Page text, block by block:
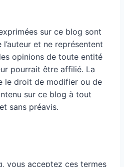
sur ce blog sont
et ne représentent
opinions de toute entité
pourrait être affilié. La
le droit de modifier ou de
sur ce blog à tout
sans préavis.
vous acceptez ces termes